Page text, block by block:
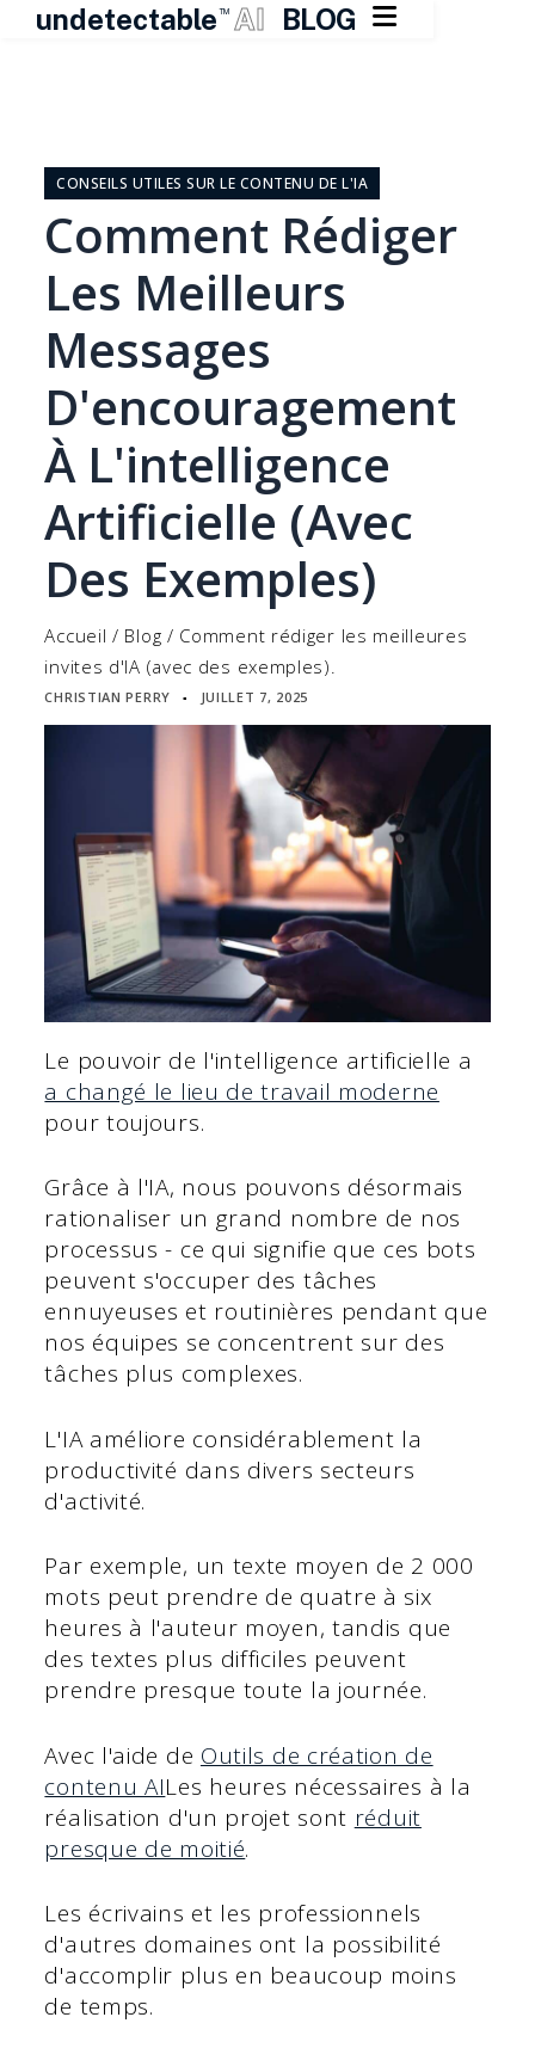
undetectable TM AI BLOG 
contentCONSEILS UTILES SUR LE CONTENU DE L'IA
Comment Rédiger
Les Meilleurs
Messages
D'encouragement
À L'intelligence
Artificielle (avec
Des Exemples)
Accueil / Blog / Comment rédiger les meilleures
invites d'IA (avec des exemples).
CHRISTIAN PERRY ▪ JUILLET 7, 2025
Le pouvoir de l'intelligence artificielle a
a changé le lieu de travail moderne
pour toujours.
Grâce à l'IA, nous pouvons désormais
rationaliser un grand nombre de nos
processus - ce qui signifie que ces bots
peuvent s'occuper des tâches
ennuyeuses et routinières pendant que
nos équipes se concentrent sur des
tâches plus complexes.
L'IA améliore considérablement la
productivité dans divers secteurs
d'activité.
Par exemple, un texte moyen de 2 000
mots peut prendre de quatre à six
heures à l'auteur moyen, tandis que
des textes plus difficiles peuvent
prendre presque toute la journée.
Avec l'aide de Outils de création de
contenu AILes heures nécessaires à la
réalisation d'un projet sont réduit
presque de moitié.
Les écrivains et les professionnels
d'autres domaines ont la possibilité
d'accomplir plus en beaucoup moins
de temps.